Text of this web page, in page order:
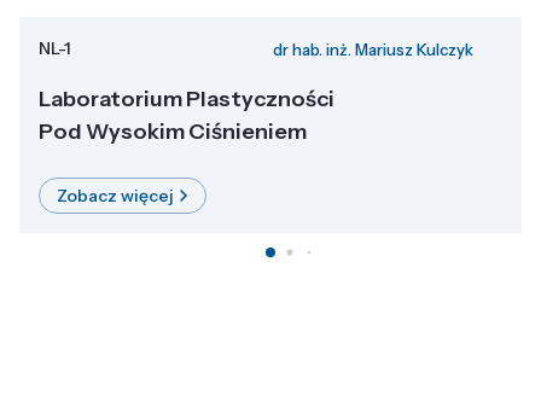
NL-1 dr hab. inż. Mariusz Kulczyk
Laboratorium Plastyczności
Pod Wysokim Ciśnieniem
Zobacz więcej